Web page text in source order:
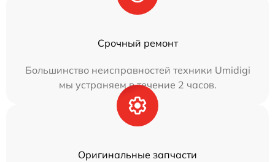
Срочный ремонт
Большинство неисправностей техники Umidigi
мы устраняем в течение 2 часов.
Оригинальные запчасти